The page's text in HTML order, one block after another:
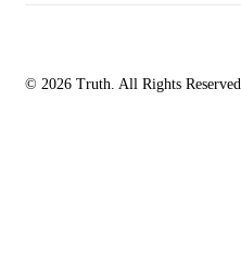
© 2026 Truth. All Rights Reserved.